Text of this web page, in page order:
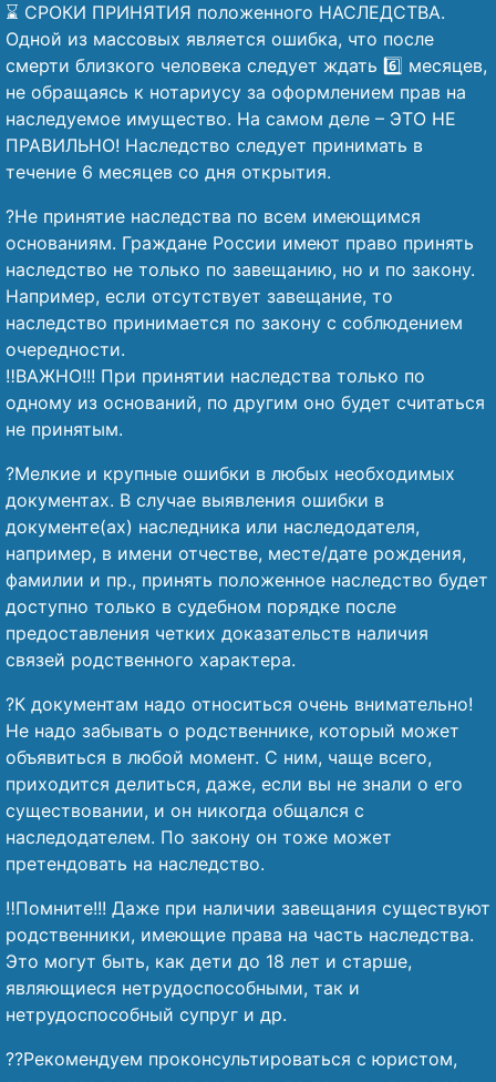
⌛ СРОКИ ПРИНЯТИЯ положенного НАСЛЕДСТВА.
Одной из массовых является ошибка, что после
смерти близкого человека следует ждать 6️⃣ месяцев,
не обращаясь к нотариусу за оформлением прав на
наследуемое имущество. На самом деле – ЭТО НЕ
ПРАВИЛЬНО! Наследство следует принимать в
течение 6 месяцев со дня открытия.
?Не принятие наследства по всем имеющимся
основаниям. Граждане России имеют право принять
наследство не только по завещанию, но и по закону.
Например, если отсутствует завещание, то
наследство принимается по закону с соблюдением
очередности.
‼️ВАЖНО!!! При принятии наследства только по
одному из оснований, по другим оно будет считаться
не принятым.
?Мелкие и крупные ошибки в любых необходимых
документах. В случае выявления ошибки в
документе(ах) наследника или наследодателя,
например, в имени отчестве, месте/дате рождения,
фамилии и пр., принять положенное наследство будет
доступно только в судебном порядке после
предоставления четких доказательств наличия
связей родственного характера.
?К документам надо относиться очень внимательно!
Не надо забывать о родственнике, который может
объявиться в любой момент. С ним, чаще всего,
приходится делиться, даже, если вы не знали о его
существовании, и он никогда общался с
наследодателем. По закону он тоже может
претендовать на наследство.
‼️Помните!!! Даже при наличии завещания существуют
родственники, имеющие права на часть наследства.
Это могут быть, как дети до 18 лет и старше,
являющиеся нетрудоспособными, так и
нетрудоспособный супруг и др.
?‍?Рекомендуем проконсультироваться с юристом,